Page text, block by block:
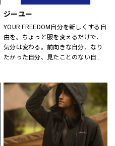
ジーユー
YOUR FREEDOM自分を新しくする自
由を。ちょっと服を変えるだけで、
気分は変わる。前向きな自分、なり
たかった自分、見たことのない自
いまの気分で、もっと自由に。GU
は、自由。